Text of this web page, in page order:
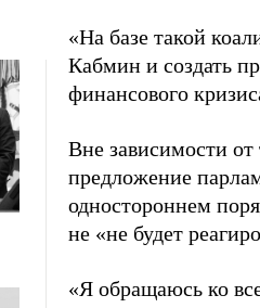
«На базе такой
Кабмин и создать
финансового
Вне зависимости от
предложение
одностороннем
не «не будет
«Я обращаюсь ко